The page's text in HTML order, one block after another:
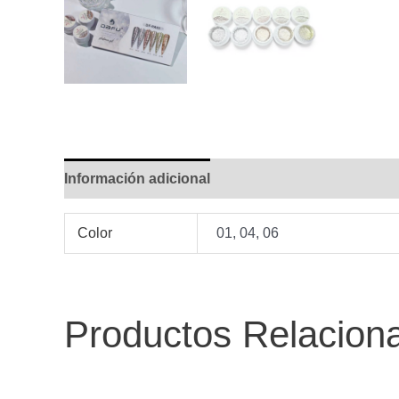
Información adicional
Color 01, 04, 06
Productos